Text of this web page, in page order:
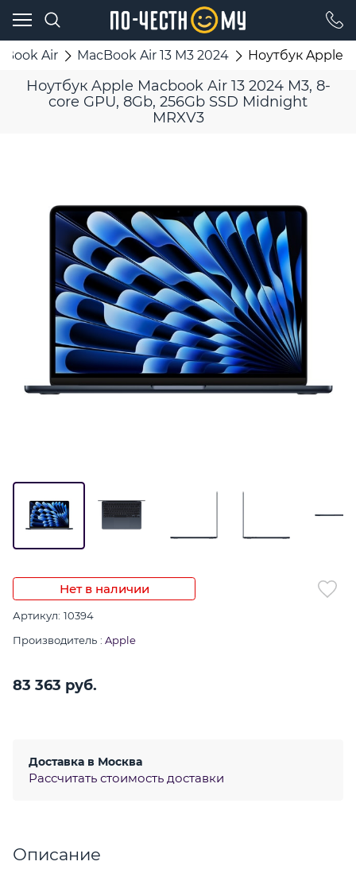
Air MacBook Air 13 M3 2024 Ноутбук Apple
Ноутбук Apple Macbook Air 13 2024 M3, 8-
core GPU, 8Gb, 256Gb SSD Midnight
MRXV3
Нет в наличии
Артикул: 10394
Производитель : Apple
83 363 руб.
Доставка в Москва
Рассчитать стоимость доставки
Описание